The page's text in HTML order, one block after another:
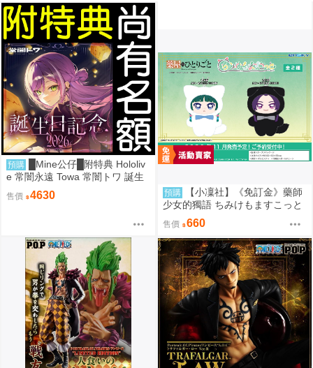
預購
█Mine公仔█附特典 Hololiv
e 常闇永遠 Towa 常闇トワ 誕生
日記念 2026 生日紀念套組 立牌
帽子
售價 4630 預購
【小凜社】《免訂金》藥師
少女的獨語 ちみけもますこっと
貓貓 壬氏 毛絨布偶玩偶娃娃吊飾
售價 660